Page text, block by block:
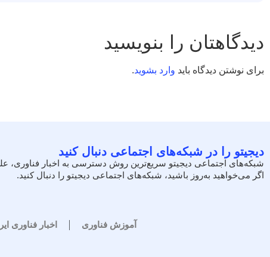
دیدگاهتان را بنویسید
برای نوشتن دیدگاه باید وارد بشوید.
دیجیتو را در شبکه‌های اجتماعی دنبال کنید
شبکه‌های اجتماعی دیجیتو سریع‌ترین روش دسترسی به اخبار فناوری،
اگر می‌خواهید به‌روز باشید، شبکه‌های اجتماعی دیجیتو را دنبال کنید.
آموزش فناوری اخبار فناوری